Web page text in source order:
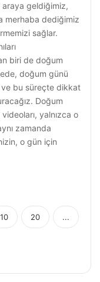
araya geldiğimiz,
merhaba dediğimiz
sağlar.
biri de doğum
doğum günü
ve bu süreçte dikkat
Doğum
yalnızca o
zamanda
o gün için
10 20 ...